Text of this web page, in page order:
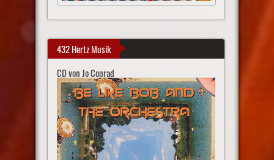
432 Hertz Musik
CD von Jo Conrad